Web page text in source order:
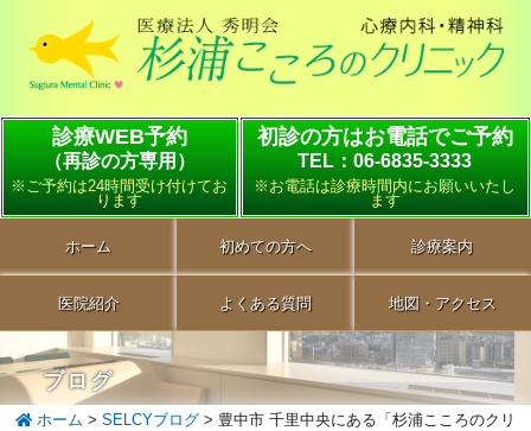
診療WEB予約
（再診の方専用）
※ご予約は24時間受け付けてお
ります
初診の方はお電話でご予約
TEL：06-6835-3333
※お電話は診療時間内にお願いいたし
ます
ホーム 初めての方へ 診療案内
医院紹介 よくある質問 地図・アクセス
ブログ
ホーム >SELCYブログ > 豊中市 千里中央にある「杉浦こころのクリ